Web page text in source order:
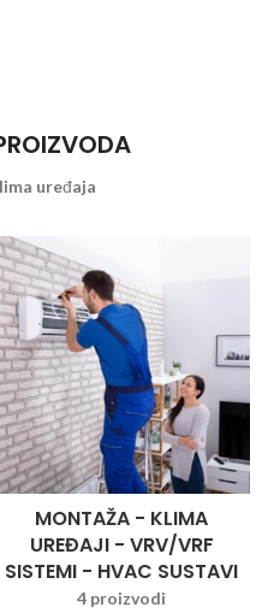
uređaja
MONTAŽA - KLIMA
UREĐAJI - VRV/VRF
SISTEMI - HVAC SUSTAVI
4 proizvodi